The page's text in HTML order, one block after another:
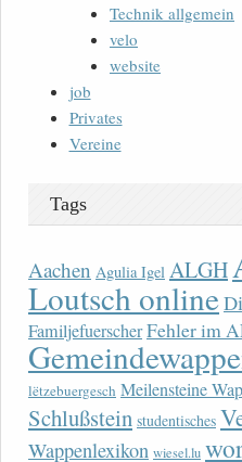
Technik allgemein
velo
website
job
Privates
Vereine
Tags
Aachen Agulia Igel ALGH
Loutsch online
FamiljefuerscherFehler im
lëtzebuergesch Meilensteine
Schlußstein studentisches
Wappenlexikon wiesel.lu